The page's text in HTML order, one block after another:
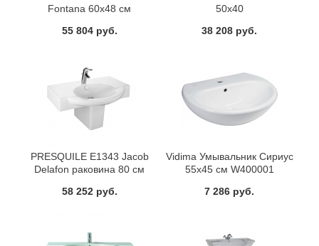
Fontana 60x48 см
55 804 руб.
50x40
38 208 руб.
PRESQUILE E1343 Jacob
Delafon раковина 80 см
58 252 руб.
Vidima Умывальник Сириус
55x45 см W400001
7 286 руб.